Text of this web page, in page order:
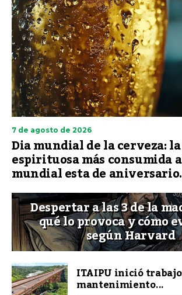
7 de agosto de 2026
Dia mundial de la cerveza:
espirituosa más consumida
mundial esta de aniversario.
Despertar a las 3 de la
qué lo provoca y cómo
según Harvard
ITAIPU inició
mantenimiento...